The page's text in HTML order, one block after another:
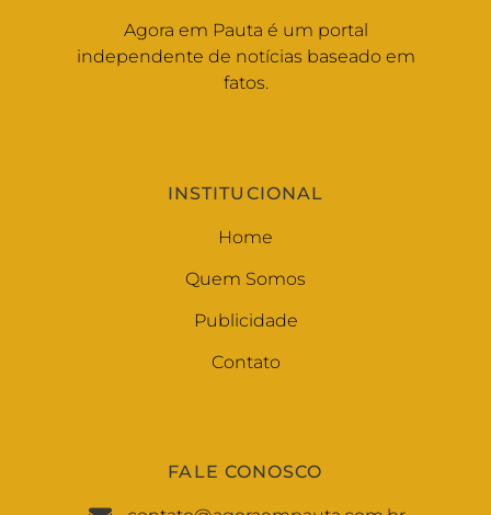
Agora em Pauta é um portal
independente de notícias baseado em
fatos.
INSTITUCIONAL
Home
Quem Somos
Publicidade
Contato
FALE CONOSCO